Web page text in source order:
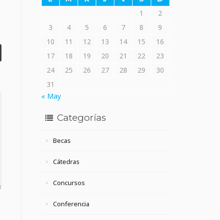
1
2
3
4 5 6 7 8
9
10
11 12 13 14 15
16
17
18 19 20 21 22
23
24
25 26 27 28 29
30
31
« May
Categorías
Becas
Cátedras
Concursos
Conferencia